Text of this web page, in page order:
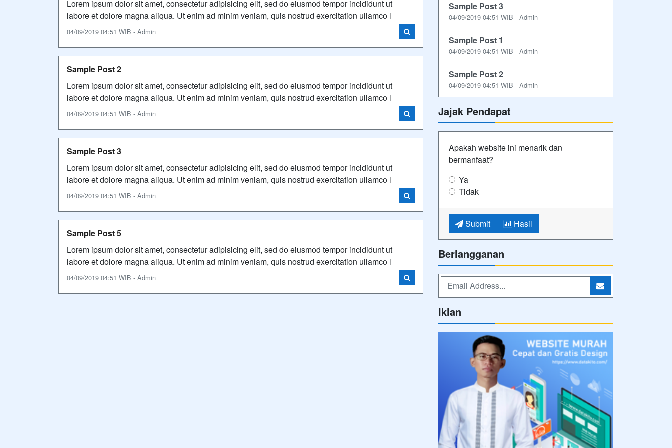
Lorem ipsum dolor sit amet, consectetur adipisicing elit, sed do eiusmod tempor incididunt ut
labore et dolore magna aliqua. Ut enim ad minim veniam, quis nostrud exercitation ullamco l
04/09/2019 04:51 WIB - Admin
Sample Post 2
Lorem ipsum dolor sit amet, consectetur adipisicing elit, sed do eiusmod tempor incididunt ut
labore et dolore magna aliqua. Ut enim ad minim veniam, quis nostrud exercitation ullamco l
04/09/2019 04:51 WIB - Admin
Sample Post 3
Lorem ipsum dolor sit amet, consectetur adipisicing elit, sed do eiusmod tempor incididunt ut
labore et dolore magna aliqua. Ut enim ad minim veniam, quis nostrud exercitation ullamco l
04/09/2019 04:51 WIB - Admin
Sample Post 5
Lorem ipsum dolor sit amet, consectetur adipisicing elit, sed do eiusmod tempor incididunt ut
labore et dolore magna aliqua. Ut enim ad minim veniam, quis nostrud exercitation ullamco l
04/09/2019 04:51 WIB - Admin
Sample Post 3
04/09/2019 04:51 WIB - Admin
Sample Post 1
04/09/2019 04:51 WIB - Admin
Sample Post 2
04/09/2019 04:51 WIB - Admin
Jajak Pendapat
Apakah website ini menarik dan
bermanfaat?
Ya
Tidak
Submit Hasil
Berlangganan
Iklan